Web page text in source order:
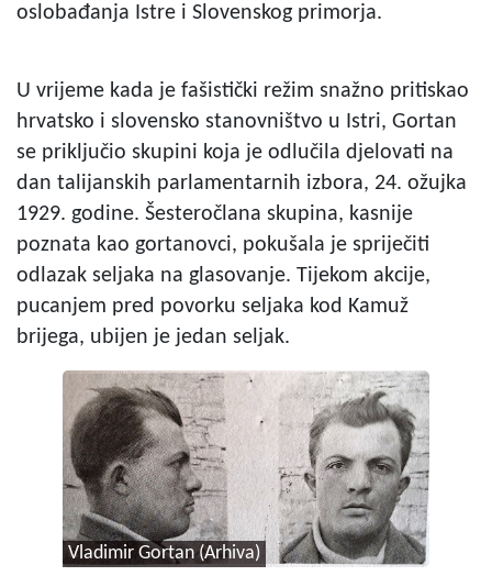
oslobađanja Istre i Slovenskog primorja.
U vrijeme kada je fašistički režim snažno pritiskao
hrvatsko i slovensko stanovništvo u Istri, Gortan
se priključio skupini koja je odlučila djelovati na
dan talijanskih parlamentarnih izbora, 24. ožujka
1929. godine. Šesteročlana skupina, kasnije
poznata kao gortanovci, pokušala je spriječiti
odlazak seljaka na glasovanje. Tijekom akcije,
pucanjem pred povorku seljaka kod Kamuž
brijega, ubijen je jedan seljak.
Vladimir Gortan (Arhiva)